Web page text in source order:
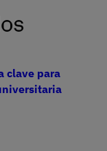
clave para